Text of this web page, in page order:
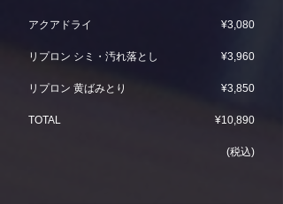
アクアドライ ¥3,080
リプロン シミ・汚れ落とし ¥3,960
リプロン 黄ばみとり ¥3,850
TOTAL ¥10,890
(税込)